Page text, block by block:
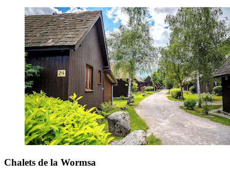
Chalets de la Wormsa